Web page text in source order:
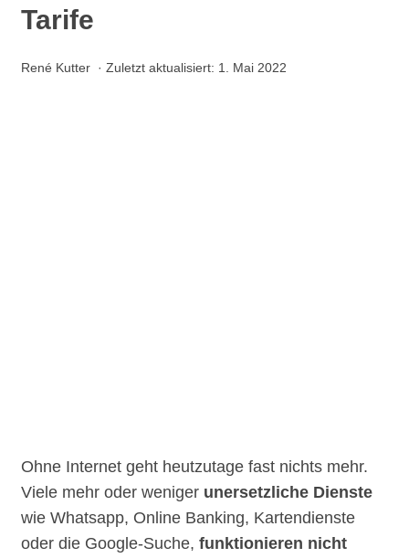
Tarife
René Kutter · Zuletzt aktualisiert: 1. Mai 2022
Ohne Internet geht heutzutage fast nichts mehr.
Viele mehr oder weniger unersetzliche Dienste
wie Whatsapp, Online Banking, Kartendienste
oder die Google-Suche, funktionieren nicht